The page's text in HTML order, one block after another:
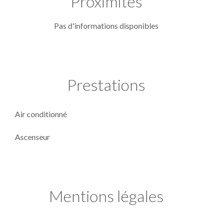
Pas d'informations disponibles
Prestations
Air conditionné
Ascenseur
Mentions légales